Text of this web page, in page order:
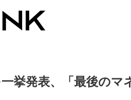
一挙発表、「最後の